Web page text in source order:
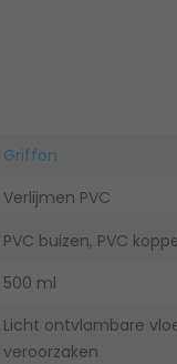
Griffon
Verlijmen PVC
PVC buizen, PVC
500 ml
Licht ontvlambare
veroorzaken